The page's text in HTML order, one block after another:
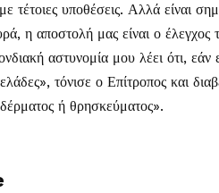
τέτοιες υποθέσεις. Αλλά είναι
η αποστολή μας είναι ο έλεγχος
αστυνομία μου λέει ότι, εάν
τόνισε ο Επίτροπος και
ή θρησκεύματος».